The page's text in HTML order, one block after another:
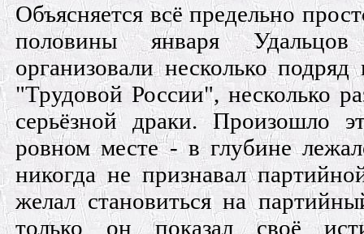
Объясняется всё предельно
половины января
организовали несколько
"Трудовой России", несколько
серьёзной драки. Произошло
ровном месте - в глубине
никогда не признавал
желал становиться на
только он показал своё